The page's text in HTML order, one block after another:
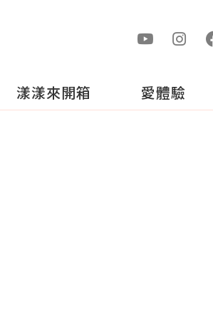
漾漾來開箱 愛體驗